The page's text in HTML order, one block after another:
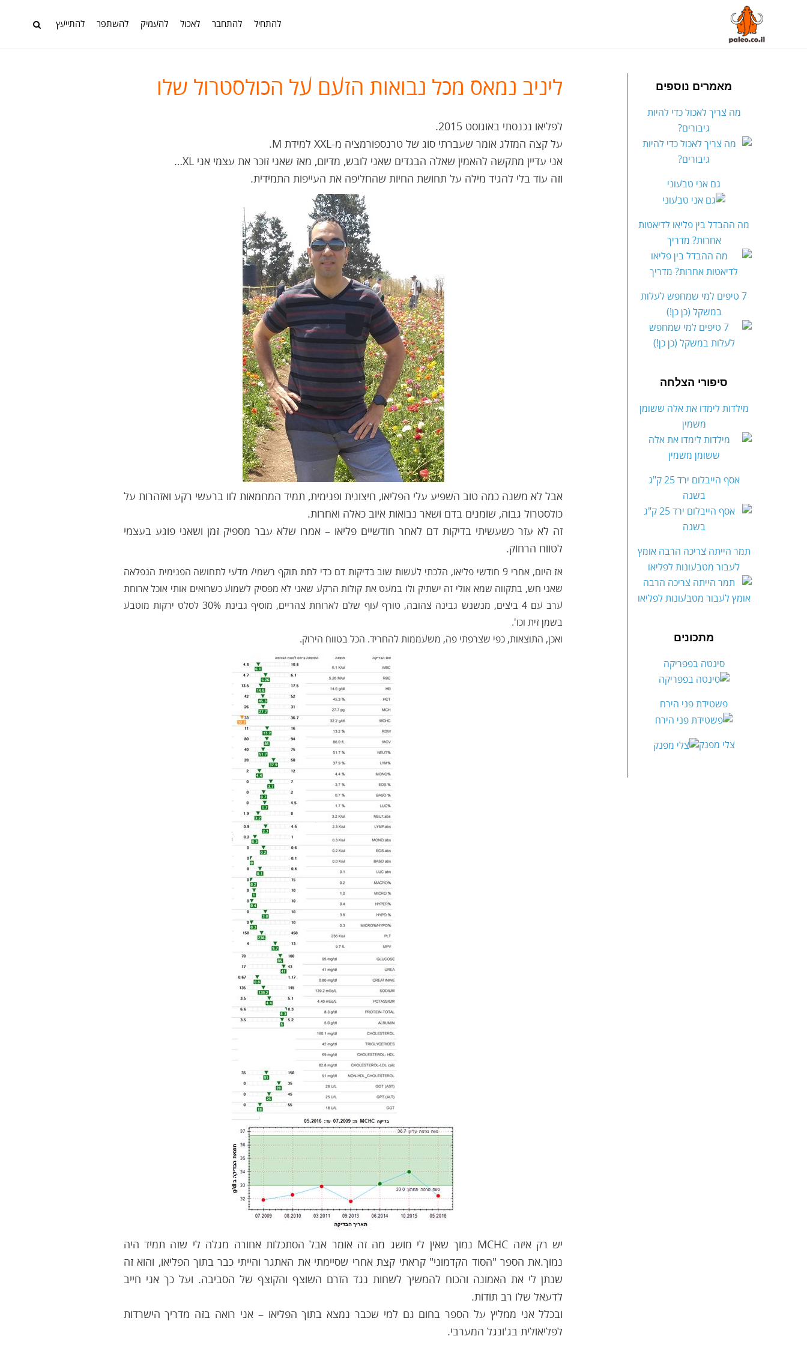
להתחיל להתחבר לאכול להעמיק להשתפר להתייעץ
מאמרים נוספים
מה צריך לאכול כדי להיות
גיבורים?
גם אני טבעוני
מה ההבדל בין פליאו לדיאטות
אחרות? מדריך
7 טיפים למי שמחפש לעלות
במשקל (כן כן!)
סיפורי הצלחה
מילדות לימדו את אלה ששומן
משמין
אסף הייבלום ירד 25 ק"ג
בשנה
תמר הייתה צריכה הרבה אומץ
לעבור מטבעונות לפליאו
מתכונים
סינטה בפפריקה
פשטידת פני הירח
צלי מפנק
ליניב נמאס מכל נבואות הזעם על הכולסטרול שלו
לפליאו נכנסתי באוגוסט 2015.
על קצה המזלג אומר שעברתי סוג של טרנספורמציה מ-XXL למידת M.
אני עדיין מתקשה להאמין שאלה הבגדים שאני לובש, מדיום, מאז שאני זוכר אתעצמי אני XL…
וזה עוד בלי להגיד מילה על תחושת החיות שהחליפה את העייפות התמידית.
אבל לא משנה כמה טוב השפיע עלי הפליאו, חיצונית ופנימית, תמיד המחמאות לוו ברעשי רקע ואזהרות על
כולסטרול גבוה, שומנים בדם ושאר נבואות איוב כאלה ואחרות.
זה לא עזר כשעשיתי בדיקות דם לאחר חודשיים פליאו – אמרו שלא עבר מספיק זמן ושאני פוגע בעצמי
לטווח הרחוק.
אז היום, אחרי 9 חודשי פליאו, הלכתי לעשות שוב בדיקות דם כדי לתת תוקף רשמי/ מדעי לתחושה הפנימית הנפלאה
שאני חש, בתקווה שמא אולי זה ישתיק ולו במעט את קולות הרקע שאני לא מפסיק לשמוע כשרואים אותי אוכל ארוחת
ערב עם 4 ביצים, מנשנש גבינה צהובה, טורף עוף שלם לארוחת צהריים, מוסיף גבינת 30% לסלט ירקות מוטבע
בשמן זית וכו'.
ואכן, התוצאות, כפי שצרפתי פה, משעממות להחריד. הכל בטווח הירוק.
יש רק איזה MCHC נמוך שאין לי מושג מה זה אומר אבל הסתכלות אחורה מגלה לי שזה תמיד היה
נמוך.את הספר "הסוד הקדמוני" קראתי קצת אחרי שסיימתי את האתגר והייתי כבר בתוך הפליאו, והוא זה
שנתן לי את האמונה והכוח להמשיך לשחות נגד הזרם השוצף והקוצף של הסביבה. ועל כך אני חייב
לדעאל שלו רב תודות.
ובכלל אני ממליץ על הספר בחום גם למי שכבר נמצא בתוך הפליאו – אני רואה בזה מדריך הישרדות
לפליאולית בג'ונגל המערבי.